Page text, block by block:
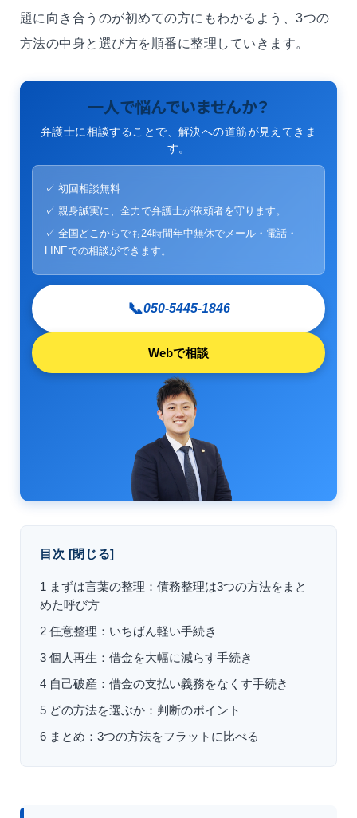
題に向き合うのが初めての方にもわかるよう、3つの
方法の中身と選び方を順番に整理していきます。
一人で悩んでいませんか？
弁護士に相談することで、解決への道筋が見えてきま
す。
✓ 初回相談無料
✓ 親身誠実に、全力で弁護士が依頼者を守ります。
✓ 全国どこからでも24時間年中無休でメール・電話・
LINEでの相談ができます。
📞050-5445-1846
Webで相談
目次 [閉じる]
1 まずは言葉の整理：債務整理は3つの方法をまと
めた呼び方
2 任意整理：いちばん軽い手続き
3 個人再生：借金を大幅に減らす手続き
4 自己破産：借金の支払い義務をなくす手続き
5 どの方法を選ぶか：判断のポイント
6 まとめ：3つの方法をフラットに比べる